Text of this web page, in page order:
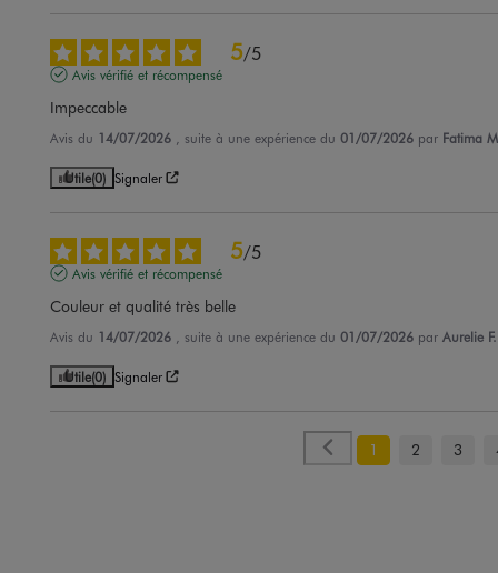
5/5
Avis vérifié et récompensé
Impeccable
Avis du 14/07/2026 , suite à une expérience du 01/07/2026 par Fatima
Utile(0) Signaler
5/5
Avis vérifié et récompensé
Couleur et qualité très belle
Avis du 14/07/2026 , suite à une expérience du 01/07/2026 par Aurelie F.
Utile(0) Signaler
1 2 3